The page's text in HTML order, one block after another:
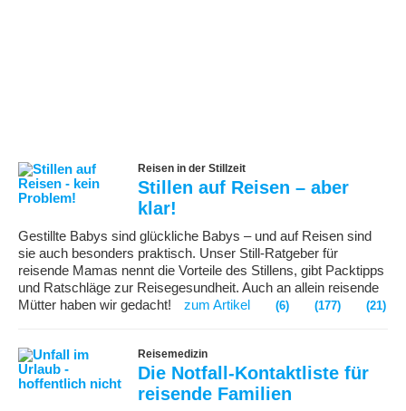
Reisen in der Stillzeit
Stillen auf Reisen – aber
klar!
Gestillte Babys sind glückliche Babys – und auf Reisen sind
sie auch besonders praktisch. Unser Still-Ratgeber für
reisende Mamas nennt die Vorteile des Stillens, gibt Packtipps
und Ratschläge zur Reisegesundheit. Auch an allein reisende
Mütter haben wir gedacht!
zum Artikel (6) (177) (21)
Reisemedizin
Die Notfall-Kontaktliste für
reisende Familien